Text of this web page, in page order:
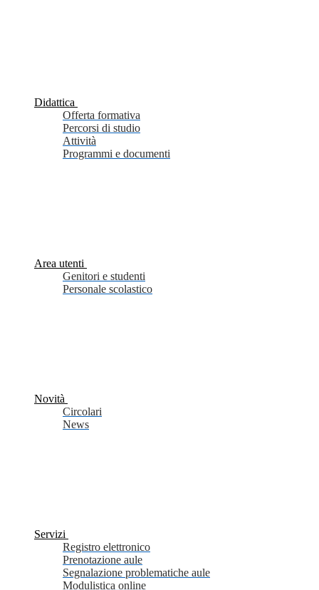
Didattica
Offerta formativa
Percorsi di studio
Attività
Programmi e documenti
Area utenti
Genitori e studenti
Personale scolastico
Novità
Circolari
News
Servizi
Registro elettronico
Prenotazione aule
Segnalazione problematiche aule
Modulistica online